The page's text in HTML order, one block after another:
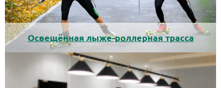
Освещённая лыже-роллерная трасса